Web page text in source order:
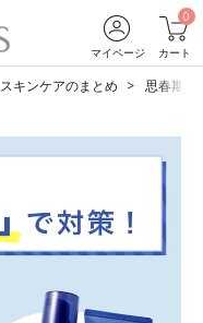
マイページ
0
カート
スキンケアのまとめ 思春期ニ